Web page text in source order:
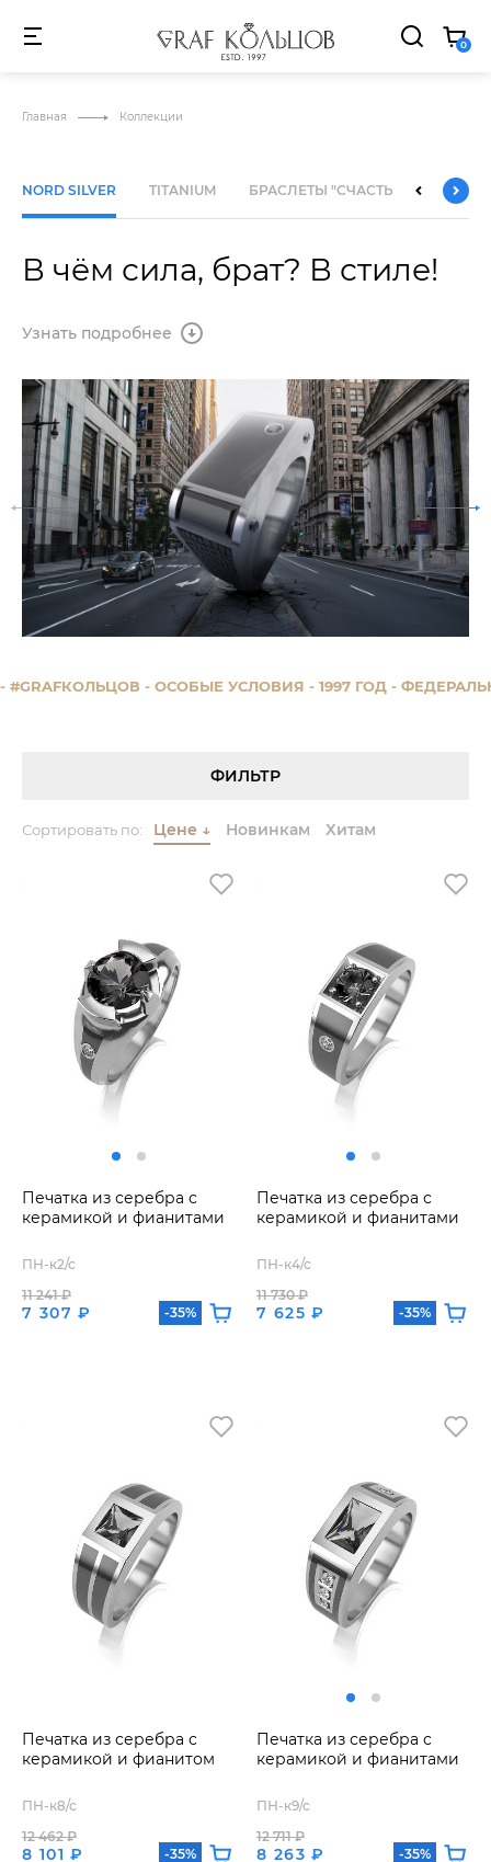
MARQUEE "STR STR_WRAP MWRAP" ELEMENTS IS HIDDEN
0
Главная Коллекции
NORD SILVER TITANIUM БРАСЛЕТЫ "СЧАСТЬЕ"
В чём сила, брат? В стиле!
Узнать подробнее
- #GRAFКОЛЬЦОВ - ОСОБЫЕ УСЛОВИЯ - 1997 ГОД -
ФИЛЬТР
Сортировать по: Цене ↓ Новинкам Хитам
Печатка из серебра с
керамикой и фианитами
ПН-к2/с
7 307 ₽
11 241 ₽
-35%
Печатка из серебра с
керамикой и фианитами
ПН-к4/с
7 625 ₽
11 730 ₽
-35%
Печатка из серебра с
керамикой и фианитом
ПН-к8/с
8 101 ₽
12 462 ₽
-35%
Печатка из серебра с
керамикой и фианитами
ПН-к9/с
8 263 ₽
12 711 ₽
-35%